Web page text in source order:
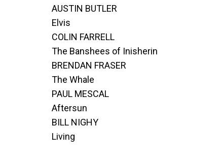
AUSTIN BUTLER
Elvis
COLIN FARRELL
The Banshees of Inisherin
BRENDAN FRASER
The Whale
PAUL MESCAL
Aftersun
BILL NIGHY
Living